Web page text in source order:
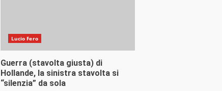
Lucio Fero
Guerra (stavolta giusta) di
Hollande, la sinistra stavolta si
“silenzia” da sola